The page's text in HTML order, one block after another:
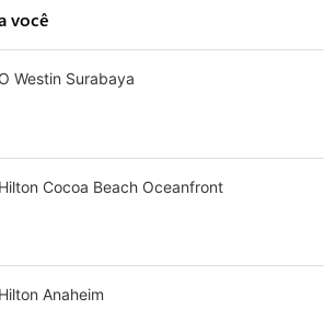
você
O Westin Surabaya
Hilton Cocoa Beach Oceanfront
Hilton Anaheim